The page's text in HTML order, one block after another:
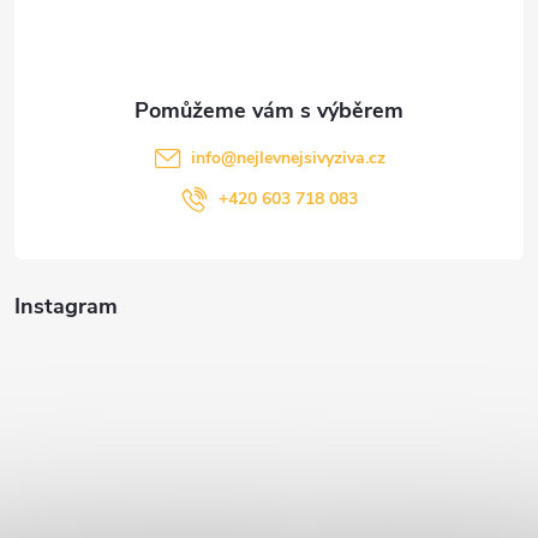
Instagram
info@nejlevnejsivyziva.cz
+420 603 718 083